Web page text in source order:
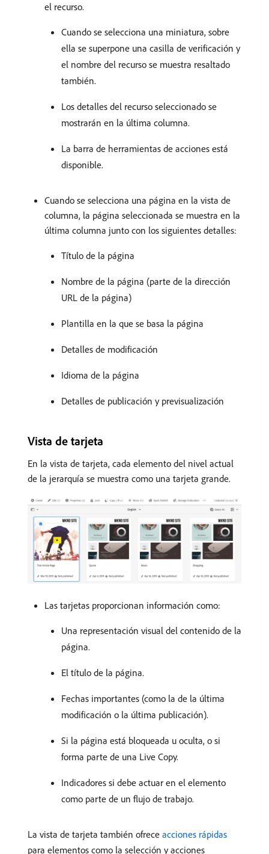
el recurso.
Cuando se selecciona una miniatura, sobre
ella se superpone una casilla de verificación y
el nombre del recurso se muestra resaltado
también.
Los detalles del recurso seleccionado se
mostrarán en la última columna.
La barra de herramientas de acciones está
disponible.
Cuando se selecciona una página en la vista de
columna, la página seleccionada se muestra en la
última columna junto con los siguientes detalles:
Título de la página
Nombre de la página (parte de la dirección
URL de la página)
Plantilla en la que se basa la página
Detalles de modificación
Idioma de la página
Detalles de publicación y previsualización
Vista de tarjeta
En la vista de tarjeta, cada elemento del nivel actual
de la jerarquía se muestra como una tarjeta grande.
Las tarjetas proporcionan información como:
Una representación visual del contenido de la
página.
El título de la página.
Fechas importantes (como la de la última
modificación o la última publicación).
Si la página está bloqueada u oculta, o si
forma parte de una Live Copy.
Indicadores si debe actuar en el elemento
como parte de un flujo de trabajo.
La vista de tarjeta también ofrece acciones rápidas
para elementos como la selección y acciones